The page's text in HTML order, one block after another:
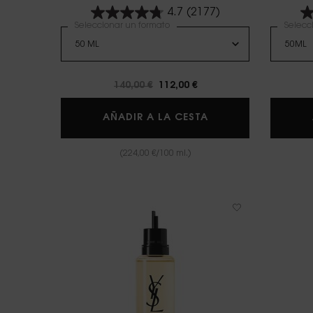
4.7 (2177)
Seleccionar un formato
Precio antiguo
140,00 € Precio nuevo
112,00 €
AÑADIR A LA CESTA
(224,00 €/100 ml.)